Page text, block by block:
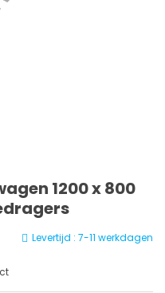
1200 x 800
Levertijd : 7-11 werkdagen